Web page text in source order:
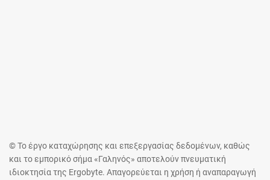
© Το έργο καταχώρησης και επεξεργασίας δεδομένων, καθώς
και το εμπορικό σήμα «Γαληνός» αποτελούν πνευματική
ιδιοκτησία της Ergobyte. Απαγορεύεται η χρήση ή αναπαραγωγή